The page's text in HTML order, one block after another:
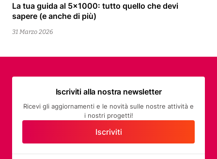
La tua guida al 5×1000: tutto quello che devi
sapere (e anche di più)
31 Marzo 2026
13
Aprile
2026
Iscriviti alla nostra newsletter
Ricevi gli aggiornamenti e le novità sulle nostre attività e
i nostri progetti!
Iscriviti